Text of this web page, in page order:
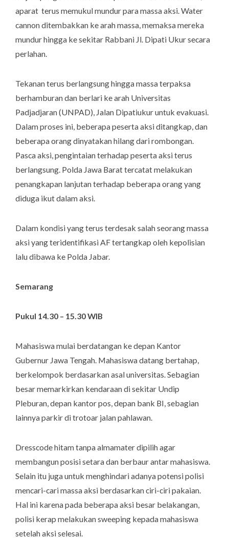
aparat terus memukul mundur para massa aksi.Water
cannonditembakkan ke arah massa, memaksa mereka
mundur hingga ke sekitar Rabbani Jl. Dipati Ukur secara
perlahan.
Tekanan terus berlangsung hingga massa terpaksa
berhamburan dan berlari ke arah Universitas
Padjadjaran (UNPAD), Jalan Dipatiukur untuk evakuasi.
Dalam proses ini, beberapa peserta aksi ditangkap, dan
beberapa orang dinyatakan hilang dari rombongan.
Pasca aksi, pengintaian terhadap peserta aksi terus
berlangsung. Polda Jawa Barat tercatat melakukan
penangkapan lanjutan terhadap beberapa orang yang
diduga ikut dalam aksi.
Dalam kondisi yang terus terdesak salah seorang massa
aksi yang teridentifikasi AF tertangkap oleh kepolisian
lalu dibawa ke Polda Jabar.
Semarang
Pukul 14.30 – 15.30 WIB
Mahasiswa mulai berdatangan ke depan Kantor
Gubernur Jawa Tengah. Mahasiswa datang bertahap,
berkelompok berdasarkan asal universitas. Sebagian
besar memarkirkan kendaraan di sekitar Undip
Pleburan, depan kantor pos, depan bank BI, sebagian
lainnya parkir di trotoar jalan pahlawan.
Dresscode hitam tanpa almamater dipilih agar
membangun posisi setara dan berbaur antar mahasiswa.
Selain itu juga untuk menghindari adanya potensi polisi
mencari-cari massa aksi berdasarkan ciri-ciri pakaian.
Hal ini karena pada beberapa aksi besar belakangan,
polisi kerap melakukan sweeping kepada mahasiswa
setelah aksi selesai.